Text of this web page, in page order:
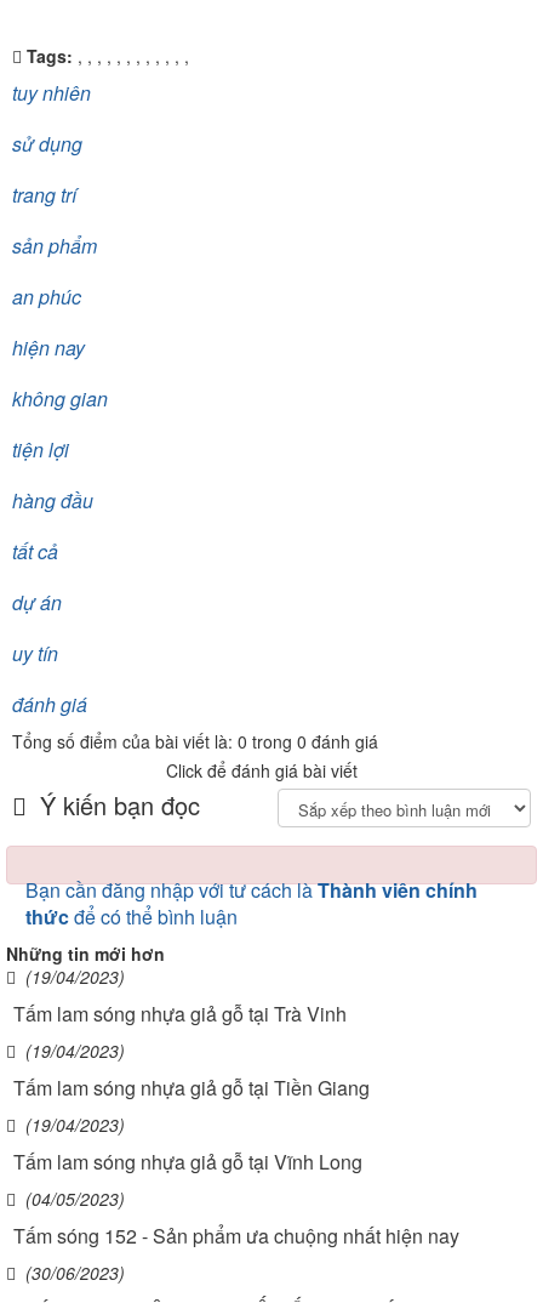
Tags:
tuy nhiên
,
sử dụng
,
trang trí
,
sản phẩm
,
an phúc
,
hiện nay
,
không gian
,
tiện lợi
,
hàng đầu
,
tất cả
,
dự án
,
uy tín
,
đánh giá
Tổng số điểm của bài viết là: 0 trong 0 đánh giá
Click để đánh giá bài viết
Ý kiến bạn đọc
Bạn cần đăng nhập với tư cách làThành viên chính
thứcđể có thể bình luận
Những tin mới hơn
Tấm lam sóng nhựa giả gỗ tại Trà Vinh
(19/04/2023)
Tấm lam sóng nhựa giả gỗ tại Tiền Giang
(19/04/2023)
Tấm lam sóng nhựa giả gỗ tại Vĩnh Long
(19/04/2023)
Tấm sóng 152 - Sản phẩm ưa chuộng nhất hiện nay
(04/05/2023)
(30/06/2023)